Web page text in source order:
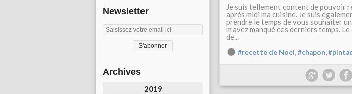
Newsletter
Archives
2019
Je suis tellement content de pouvoir
après midi ma cuisine. Je suis
prendre le temps de vous souhaiter
m'avez manqué ces derniers temps.
de...
#recette de Noël,#chapon,